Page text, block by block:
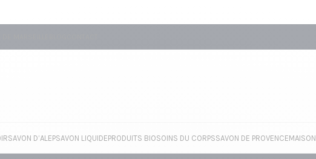
SAVON D’ALEPSAVON LIQUIDEPRODUITS BIOSOINS DU CORPSSAVON DE PROVENCEMAISON